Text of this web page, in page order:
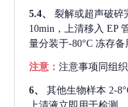
5.4、 裂解或超声破碎
10min，上清移入 EP
量分装于-80°C 冻存备
注意： 注意事项同组织
6、 其他生物样本 2-